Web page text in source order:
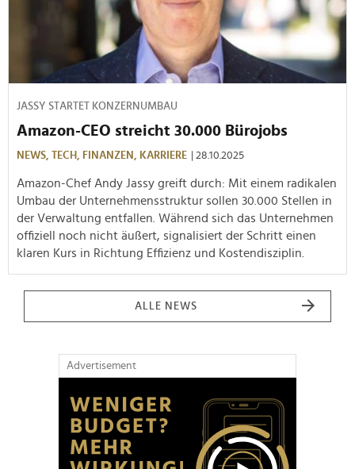
JASSY STARTET KONZERNUMBAU
Amazon-CEO streicht 30.000 Bürojobs
NEWS, TECH, FINANZEN, KARRIERE | 28.10.2025
Amazon-Chef Andy Jassy greift durch: Mit einem radikalen
Umbau der Unternehmensstruktur sollen 30.000 Stellen in
der Verwaltung entfallen. Während sich das Unternehmen
offiziell noch nicht äußert, signalisiert der Schritt einen
klaren Kurs in Richtung Effizienz und Kostendisziplin.
ALLE NEWS
Advertisement